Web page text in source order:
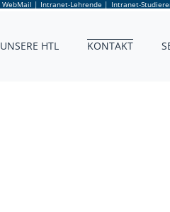
WebMail | Intranet-Lehrende | Intranet-
UNSERE HTL KONTAKT